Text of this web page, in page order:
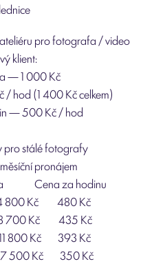
pro fotografa / video
klient:
— 1 000 Kč
hod (1 400 Kč celkem)
— 500 Kč / hod
pro stálé fotografy
pronájem
Cena za hodinu
Kč 480 Kč
Kč 435 Kč
800 Kč 393 Kč
Kč 350 Kč